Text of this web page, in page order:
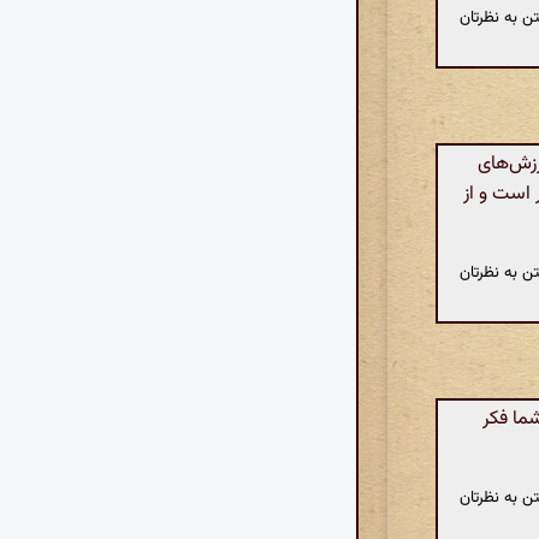
به نظرتان
است و از
به نظرتان
فکر
به نظرتان